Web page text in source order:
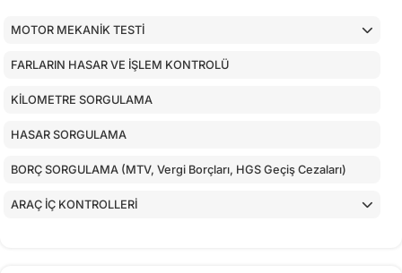
MOTOR MEKANİK TESTİ
FARLARIN HASAR VE İŞLEM KONTROLÜ
KİLOMETRE SORGULAMA
HASAR SORGULAMA
BORÇ SORGULAMA (MTV, Vergi Borçları, HGS Geçiş Cezaları)
ARAÇ İÇ KONTROLLERİ